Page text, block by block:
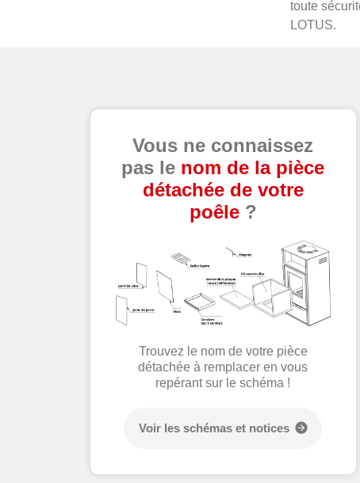
toute
LOTUS.
Vous ne connaissez
pas le nom de la pièce
détachée de votre
poêle?
Trouvez le nom de votre pièce
détachée à remplacer en vous
repérant sur le schéma !
Voir les schémas et notices